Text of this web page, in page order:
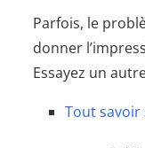
Parfois, le
donner
Essayez un
Tout savoir